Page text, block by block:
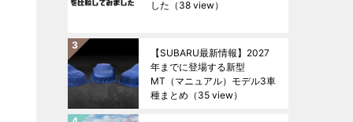
した （38 view）
【SUBARU最新情報】2027
年までに登場する新型
MT（マニュアル）モデル3車
種まとめ （35 view）